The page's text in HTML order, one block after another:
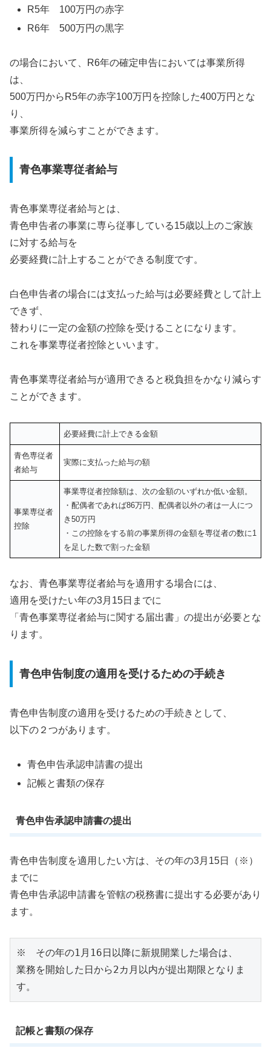
R5年 100万円の赤字
R6年 500万円の黒字
の場合において、R6年の確定申告においては事業所得
は、
500万円からR5年の赤字100万円を控除した400万円とな
り、
事業所得を減らすことができます。
青色事業専従者給与
青色事業専従者給与とは、
青色申告者の事業に専ら従事している15歳以上のご家族
に対する給与を
必要経費に計上することができる制度です。
白色申告者の場合には支払った給与は必要経費として計上
できず、
替わりに一定の金額の控除を受けることになります。
これを事業専従者控除といいます。
青色事業専従者給与が適用できると税負担をかなり減らす
ことができます。
必要経費に計上できる金額
青色専従者
者給与
実際に支払った給与の額
事業専従者
控除
事業専従者控除額は、次の金額のいずれか低い金額。
・配偶者であれば86万円、配偶者以外の者は一人につ
き50万円
・この控除をする前の事業所得の金額を専従者の数に1
を足した数で割った金額
なお、青色事業専従者給与を適用する場合には、
適用を受けたい年の3月15日までに
「青色事業専従者給与に関する届出書」の提出が必要とな
ります。
青色申告制度の適用を受けるための手続き
青色申告制度の適用を受けるための手続きとして、
以下の２つがあります。
青色申告承認申請書の提出
記帳と書類の保存
青色申告承認申請書の提出
青色申告制度を適用したい方は、その年の3月15日（※）
までに
青色申告承認申請書を管轄の税務書に提出する必要があり
ます。
※　その年の1月16日以降に新規開業した場合は、
業務を開始した日から2カ月以内が提出期限となりま
す。
記帳と書類の保存